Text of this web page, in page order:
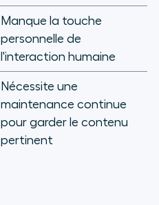
Manque la touche
personnelle de
l'interaction humaine
Nécessite une
maintenance continue
pour garder le contenu
pertinent